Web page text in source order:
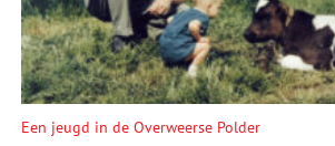
Een jeugd in de Overweerse Polder